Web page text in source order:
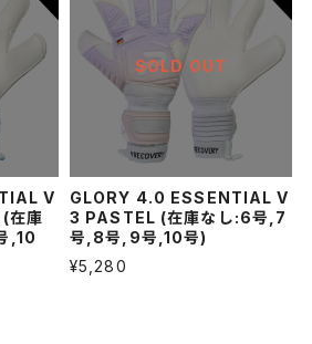
V
在庫
,10
SOLD OUT
GLORY 4.0 ESSENTIAL V
3 PASTEL (在庫なし:6号,7
号,8号,9号,10号)
¥5,280